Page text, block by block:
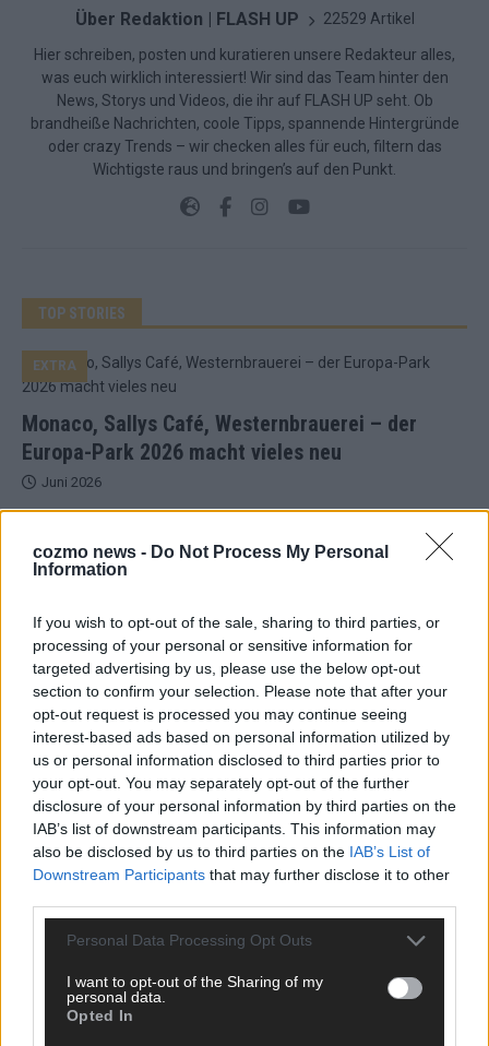
cozmo news - Do Not Process My Personal
Information
If you wish to opt-out of the sale, sharing to third parties, or
processing of your personal or sensitive information for
targeted advertising by us, please use the below opt-out
section to confirm your selection. Please note that after your
opt-out request is processed you may continue seeing
interest-based ads based on personal information utilized by
us or personal information disclosed to third parties prior to
your opt-out. You may separately opt-out of the further
disclosure of your personal information by third parties on the
IAB’s list of downstream participants. This information may
also be disclosed by us to third parties on the IAB’s List of
Downstream Participants that may further disclose it to other
Personal Data Processing Opt Outs
I want to opt-out of the Sharing of my
personal data.
Opted In
Über Redaktion | FLASH UP 22529 Artikel
Hier schreiben, posten und kuratieren unsere Redakteur alles,
was euch wirklich interessiert! Wir sind das Team hinter den
News, Storys und Videos, die ihr auf FLASH UP seht. Ob
brandheiße Nachrichten, coole Tipps, spannende Hintergründe
oder crazy Trends – wir checken alles für euch, filtern das
Wichtigste raus und bringen’s auf den Punkt.
TOP STORIES
Monaco, Sallys Café, Westernbrauerei – der
Europa-Park 2026 macht vieles neu
EXTRA
Juni 2026
DARA gewinnt verdient, Israel beunruhigend –
unser Kommentar zum ESC 2026
KOMMENTAR
Mai 2026
KOMMENTAR
ESC-Finale morgen: Finnland Favorit, Australien
aufgestiegen – alle 25 Acts im Kurzcheck
Mai 2026
KOMMENTAR
JJ hat den Abend gerettet – der Rest des ESC-Halbfinales
war solide, aber kein Feuerwerk
Mai 2026
ESC-Halbfinale 2: Das sagen die Wettquoten – vier sicher,